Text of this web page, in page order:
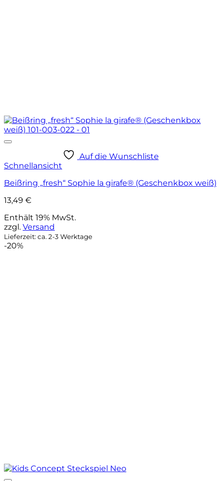
Auf die Wunschliste
Schnellansicht
Beißring „fresh“ Sophie la girafe® (Geschenkbox weiß)
13,49 €
Enthält 19% MwSt.
zzgl. Versand
Lieferzeit: ca. 2-3 Werktage
-20%